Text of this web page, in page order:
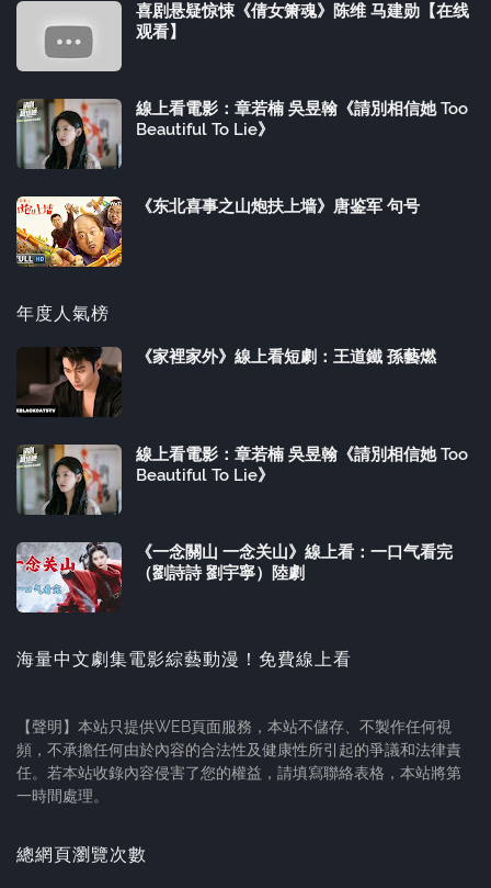
喜剧悬疑惊悚《倩女箫魂》陈维 马建勋【在线
观看】
線上看電影：章若楠 吳昱翰《請別相信她 Too
Beautiful To Lie》
《东北喜事之山炮扶上墙》唐鉴军 句号
年度人氣榜
《家裡家外》線上看短劇：王道鐵 孫藝燃
線上看電影：章若楠 吳昱翰《請別相信她 Too
Beautiful To Lie》
《一念關山 一念关山》線上看：一口气看完
（劉詩詩 劉宇寧）陸劇
海量中文劇集電影綜藝動漫！免費線上看
【聲明】本站只提供WEB頁面服務，本站不儲存、不製作任何視
頻，不承擔任何由於內容的合法性及健康性所引起的爭議和法律責
任。若本站收錄內容侵害了您的權益，請填寫聯絡表格，本站將第
一時間處理。
總網頁瀏覽次數